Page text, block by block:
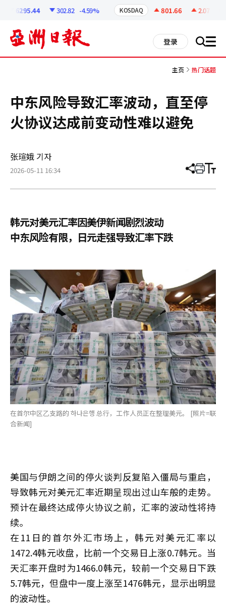
6295.44 302.82 -4.59% KOSDAQ 801.66 2.07
登录 搜 all
主页 热门话题
中东风险导致汇率波动，直至停
火协议达成前变动性难以避免
张瑄娥 기자
2026-05-11 16:34 分
章
打 调
小
韩元对美元汇率因美伊新闻剧烈波动
中东风险有限，日元走强导致汇率下跌
在首尔中区乙支路的 하나은행 总行，工作人员正在整理美元。 [照片=联
合新闻]
美国与伊朗之间的停火谈判反复陷入僵局与重启，
导致韩元对美元汇率近期呈现出过山车般的走势。
预计在最终达成停火协议之前，汇率的波动性将持
续。
在11日的首尔外汇市场上，韩元对美元汇率以
1472.4韩元收盘，比前一个交易日上涨0.7韩元。当
天汇率开盘时为1466.0韩元，较前一个交易日下跌
5.7韩元，但盘中一度上涨至1476韩元，显示出明显
的波动性。